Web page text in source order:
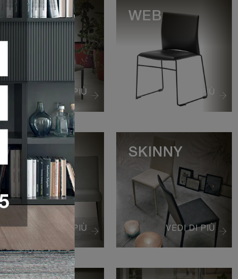
VEDI DI PIÙ
FUSION
VEDI DI PIÙ
WEB
VEDI DI PIÙ
TIFFANY
VEDI DI PIÙ
SKINNY